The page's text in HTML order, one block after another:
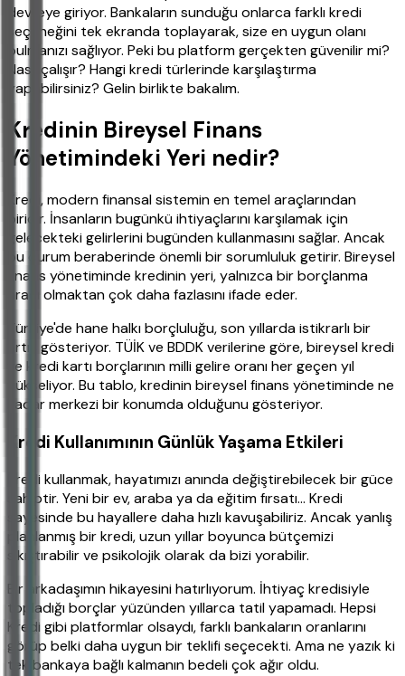
devreye giriyor. Bankaların sunduğu onlarca farklı kredi
seçeneğini tek ekranda toplayarak, size en uygun olanı
bulmanızı sağlıyor. Peki bu platform gerçekten güvenilir mi?
Nasıl çalışır? Hangi kredi türlerinde karşılaştırma
yapabilirsiniz? Gelin birlikte bakalım.
Kredinin Bireysel Finans
Yönetimindeki Yeri nedir?
Kredi, modern finansal sistemin en temel araçlarından
biridir. İnsanların bugünkü ihtiyaçlarını karşılamak için
gelecekteki gelirlerini bugünden kullanmasını sağlar. Ancak
bu durum beraberinde önemli bir sorumluluk getirir. Bireysel
finans yönetiminde kredinin yeri, yalnızca bir borçlanma
aracı olmaktan çok daha fazlasını ifade eder.
Türkiye'de hane halkı borçluluğu, son yıllarda istikrarlı bir
artış gösteriyor. TÜİK ve BDDK verilerine göre, bireysel kredi
ve kredi kartı borçlarının milli gelire oranı her geçen yıl
yükseliyor. Bu tablo, kredinin bireysel finans yönetiminde ne
kadar merkezi bir konumda olduğunu gösteriyor.
Kredi Kullanımının Günlük Yaşama Etkileri
Kredi kullanmak, hayatımızı anında değiştirebilecek bir güce
sahiptir. Yeni bir ev, araba ya da eğitim fırsatı... Kredi
sayesinde bu hayallere daha hızlı kavuşabiliriz. Ancak yanlış
planlanmış bir kredi, uzun yıllar boyunca bütçemizi
sıkıştırabilir ve psikolojik olarak da bizi yorabilir.
Bir arkadaşımın hikayesini hatırlıyorum. İhtiyaç kredisiyle
topladığı borçlar yüzünden yıllarca tatil yapamadı. Hepsi
Kredi gibi platformlar olsaydı, farklı bankaların oranlarını
görüp belki daha uygun bir teklifi seçecekti. Ama ne yazık ki
tek bankaya bağlı kalmanın bedeli çok ağır oldu.